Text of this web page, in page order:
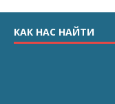
КАК НАС НАЙТИ